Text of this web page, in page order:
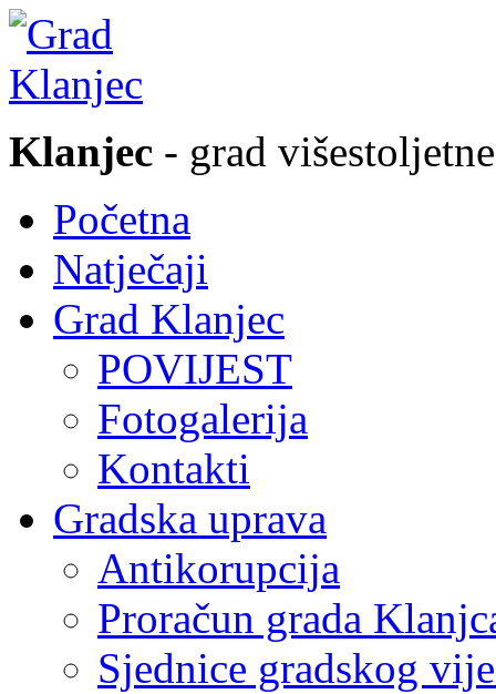
Klanjec - grad
Početna
Natječaji
Grad Klanjec
POVIJEST
Fotogalerija
Kontakti
Gradska uprava
Antikorupcija
Proračun grada
Sjednice gradskog